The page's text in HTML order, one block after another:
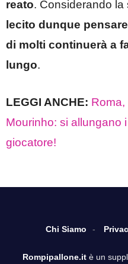
reato. Considerando la
lecito dunque
di molti continuerà a
lungo.
LEGGI ANCHE: Roma,
Mourinho: si allungano
giocatore!
Chi Siamo
Rompipallone.it è un